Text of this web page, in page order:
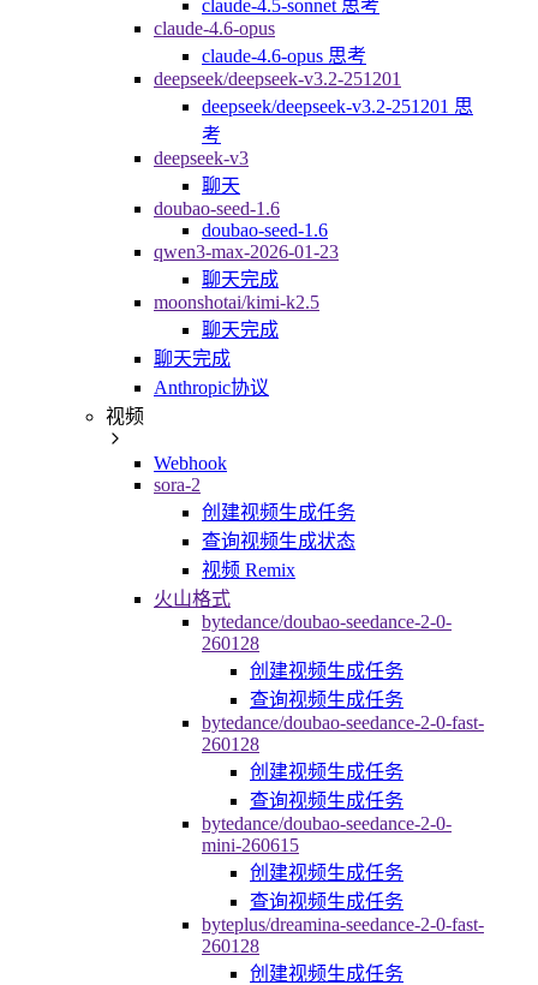
claude-4.5-sonnet 思考
claude-4.6-opus
claude-4.6-opus 思考
deepseek/deepseek-v3.2-251201
deepseek/deepseek-v3.2-251201 思
考
deepseek-v3
聊天
doubao-seed-1.6
doubao-seed-1.6
qwen3-max-2026-01-23
聊天完成
moonshotai/kimi-k2.5
聊天完成
聊天完成
Anthropic协议
视频
Webhook
sora-2
创建视频生成任务
查询视频生成状态
视频 Remix
火山格式
bytedance/doubao-seedance-2-0-
260128
创建视频生成任务
查询视频生成任务
bytedance/doubao-seedance-2-0-fast-
260128
创建视频生成任务
查询视频生成任务
bytedance/doubao-seedance-2-0-
mini-260615
创建视频生成任务
查询视频生成任务
byteplus/dreamina-seedance-2-0-fast-
260128
创建视频生成任务